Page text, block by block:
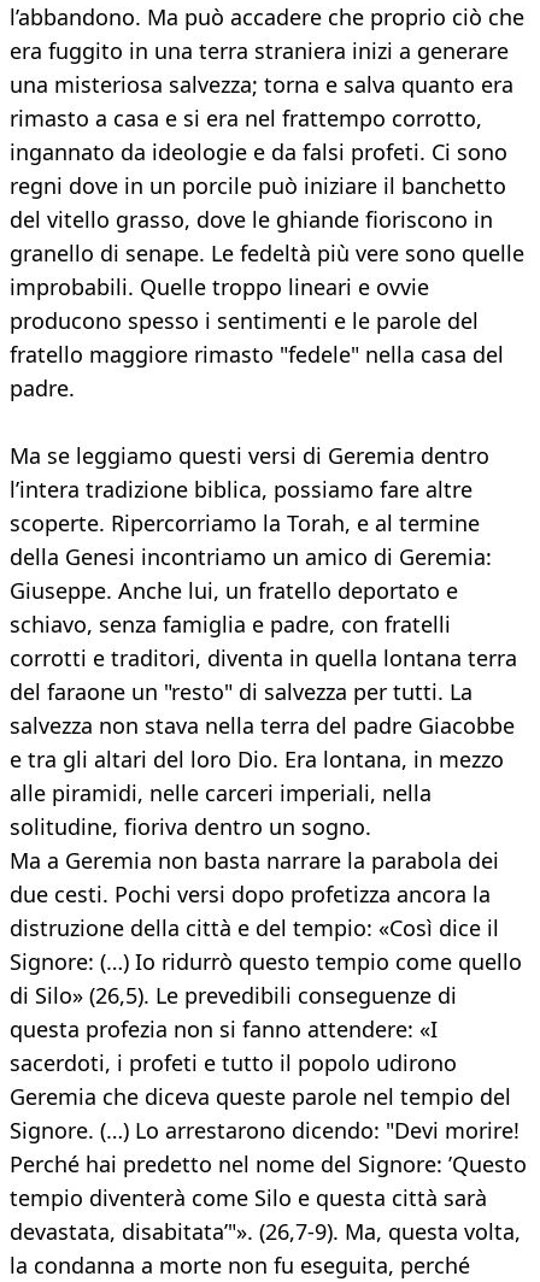
l’abbandono. Ma può accadere che proprio ciò che
era fuggito in una terra straniera inizi a generare
una misteriosa salvezza; torna e salva quanto era
rimasto a casa e si era nel frattempo corrotto,
ingannato da ideologie e da falsi profeti. Ci sono
regni dove in un porcile può iniziare il banchetto
del vitello grasso, dove le ghiande fioriscono in
granello di senape. Le fedeltà più vere sono quelle
improbabili. Quelle troppo lineari e ovvie
producono spesso i sentimenti e le parole del
fratello maggiore rimasto "fedele" nella casa del
padre.
Ma se leggiamo questi versi di Geremia dentro
l’intera tradizione biblica, possiamo fare altre
scoperte. Ripercorriamo la Torah, e al termine
della Genesi incontriamo un amico di Geremia:
Giuseppe. Anche lui, un fratello deportato e
schiavo, senza famiglia e padre, con fratelli
corrotti e traditori, diventa in quella lontana terra
del faraone un "resto" di salvezza per tutti. La
salvezza non stava nella terra del padre Giacobbe
e tra gli altari del loro Dio. Era lontana, in mezzo
alle piramidi, nelle carceri imperiali, nella
solitudine, fioriva dentro un sogno.
Ma a Geremia non basta narrare la parabola dei
due cesti. Pochi versi dopo profetizza ancora la
distruzione della città e del tempio: «Così dice il
Signore: (…) Io ridurrò questo tempio come quello
di Silo» (26,5). Le prevedibili conseguenze di
questa profezia non si fanno attendere: «I
sacerdoti, i profeti e tutto il popolo udirono
Geremia che diceva queste parole nel tempio del
Signore. (…) Lo arrestarono dicendo: "Devi morire!
Perché hai predetto nel nome del Signore: ’Questo
tempio diventerà come Silo e questa città sarà
devastata, disabitata’"». (26,7-9). Ma, questa volta,
la condanna a morte non fu eseguita, perché